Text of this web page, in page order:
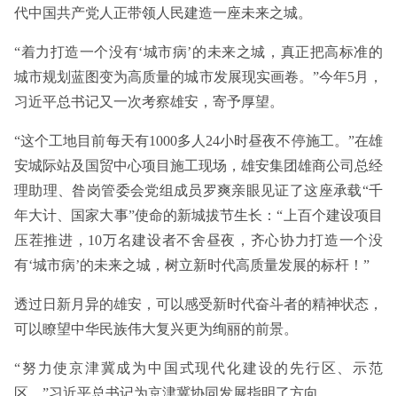
代中国共产党人正带领人民建造一座未来之城。
“着力打造一个没有‘城市病’的未来之城，真正把高标准的
城市规划蓝图变为高质量的城市发展现实画卷。”今年5月，
习近平总书记又一次考察雄安，寄予厚望。
“这个工地目前每天有1000多人24小时昼夜不停施工。”在雄
安城际站及国贸中心项目施工现场，雄安集团雄商公司总经
理助理、昝岗管委会党组成员罗爽亲眼见证了这座承载“千
年大计、国家大事”使命的新城拔节生长：“上百个建设项目
压茬推进，10万名建设者不舍昼夜，齐心协力打造一个没
有‘城市病’的未来之城，树立新时代高质量发展的标杆！”
透过日新月异的雄安，可以感受新时代奋斗者的精神状态，
可以瞭望中华民族伟大复兴更为绚丽的前景。
“努力使京津冀成为中国式现代化建设的先行区、示范
区。”习近平总书记为京津冀协同发展指明了方向。